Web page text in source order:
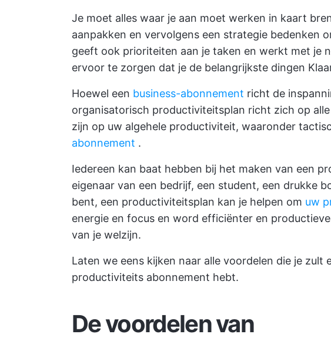
Je moet alles waar je aan moet werken in kaart
aanpakken en vervolgens een strategie bedenken
geeft ook prioriteiten aan je taken en werkt met je
ervoor te zorgen dat je de belangrijkste dingen
Hoewel een business-abonnement richt de
organisatorisch productiviteitsplan richt zich op
zijn op uw algehele productiviteit, waaronder
abonnement .
Iedereen kan baat hebben bij het maken van een
eigenaar van een bedrijf, een student, een drukke
bent, een productiviteitsplan kan je helpen om uw
energie en focus en word efficiënter en
van je welzijn.
Laten we eens kijken naar alle voordelen die je zult
productiviteits abonnement hebt.
De voordelen van